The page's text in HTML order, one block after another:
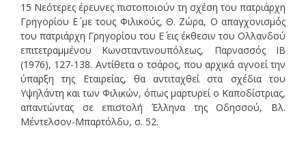
15 Νεότερες έρευνες πιστοποιούν τη σχέση του πατριάρχη
Γρηγορίου Ε΄ με τους Φιλικούς, Θ. Ζώρα, Ο απαγχονισμός
του πατριάρχη Γρηγορίου του Ε΄ εις έκθεσιν του Ολλανδού
επιτετραμμένου Κωνσταντινουπόλεως, Παρνασσός ΙΒ
(1976), 127-138. Αντίθετα ο τσάρος, που αρχικά αγνοεί την
ύπαρξη της Εταιρείας, θα αντιταχθεί στα σχέδια του
Υψηλάντη και των Φιλικών, όπως μαρτυρεί ο Καποδίστριας,
απαντώντας σε επιστολή Έλληνα της Οδησσού, Βλ.
Μέντελσον-Μπαρτόλδυ, σ. 52.